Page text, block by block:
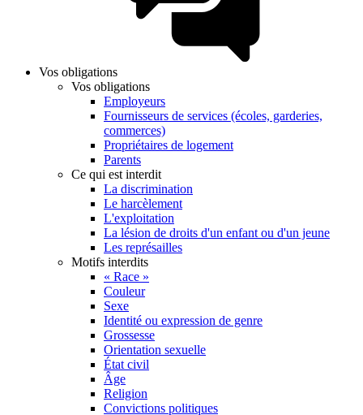
Vos obligations
Vos obligations
Employeurs
Fournisseurs de services (écoles, garderies,
commerces)
Propriétaires de logement
Parents
Ce qui est interdit
La discrimination
Le harcèlement
L'exploitation
La lésion de droits d'un enfant ou d'un jeune
Les représailles
Motifs interdits
« Race »
Couleur
Sexe
Identité ou expression de genre
Grossesse
Orientation sexuelle
État civil
Âge
Religion
Convictions politiques